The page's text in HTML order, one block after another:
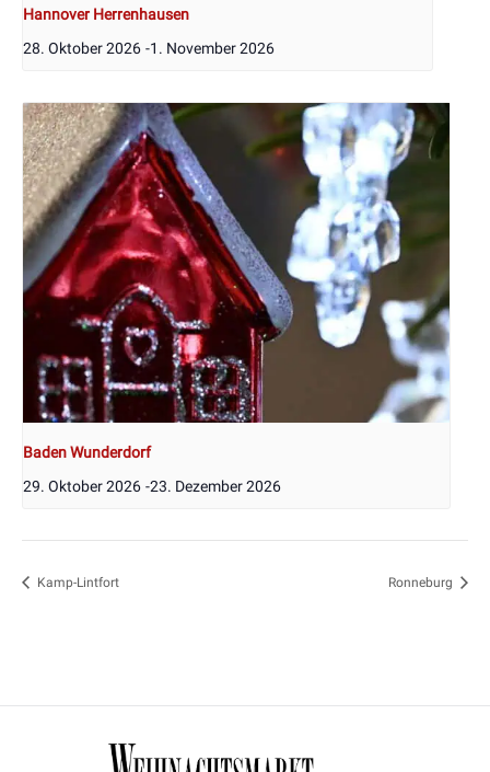
Hannover Herrenhausen
28. Oktober 2026 -1. November 2026
Baden Wunderdorf
29. Oktober 2026 -23. Dezember 2026
Kamp-Lintfort Ronneburg